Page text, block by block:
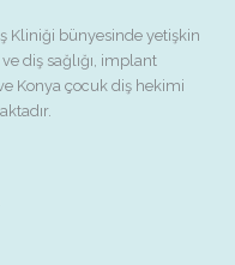
Kliniği bünyesinde yetişkin
diş sağlığı, implant
Konya çocuk diş hekimi